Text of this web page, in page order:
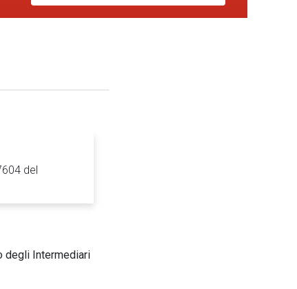
del
degli Intermediari